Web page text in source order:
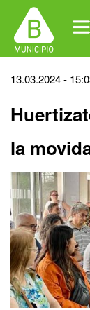
navigation
Back
top
13.03.2024 -
la